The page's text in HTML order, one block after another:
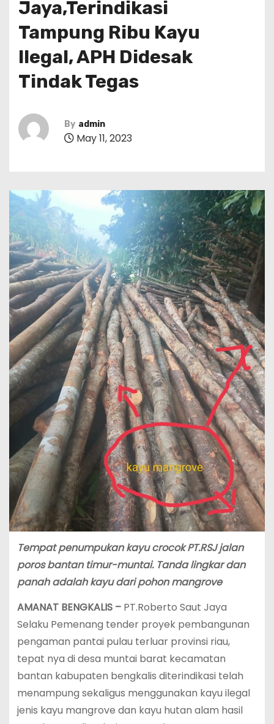
Jaya,Terindikasi
Tampung Ribu Kayu
Ilegal, APH Didesak
Tindak Tegas
By admin
May 11, 2023
Tempat penumpukan kayu crocok PT.RSJ jalan
poros bantan timur-muntai. Tanda lingkar dan
panah adalah kayu dari pohon mangrove
AMANAT BENGKALIS – PT.Roberto Saut Jaya
Selaku Pemenang tender proyek pembangunan
pengaman pantai pulau terluar provinsi riau,
tepat nya di desa muntai barat kecamatan
bantan kabupaten bengkalis diterindikasi telah
menampung sekaligus menggunakan kayu ilegal
jenis kayu mangrove dan kayu hutan alam hasil